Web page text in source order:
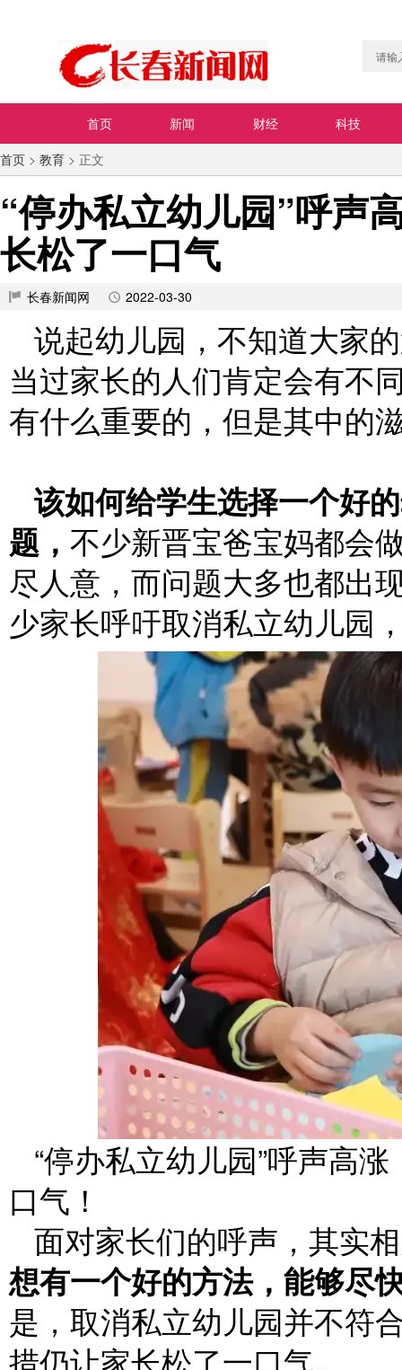
首页 新闻 财经
科技
首页 > 教育 > 正文
“停办私立幼儿园”呼声
长松了一口气
长春新闻网 2022-03-30
说起幼儿园，不知道大家
当过家长的人们肯定会有不
有什么重要的，但是其中的
该如何给学生选择一个好
题， 不少新晋宝爸宝妈都会
尽人意，而问题大多也都出
少家长呼吁取消私立幼儿园
“停办私立幼儿园”呼声高
口气！
面对家长们的呼声，其实
想有一个好的方法，能够尽
是，取消私立幼儿园并不符
措仍让家长松了一口气。